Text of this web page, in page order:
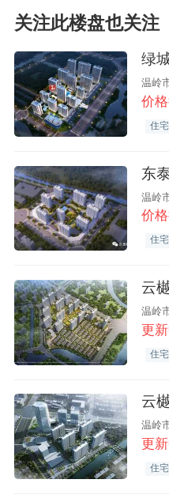
关注此楼盘也关注
绿
温岭
价
住宅
东
温岭
价
住宅
云
温岭
更
住宅
云
温岭
更
住宅